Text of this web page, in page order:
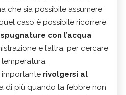
che sia possibile assumere
caso è possibile ricorrere
con l’acqua
e l’altra, per cercare
rivolgersi al
di più quando la febbre non